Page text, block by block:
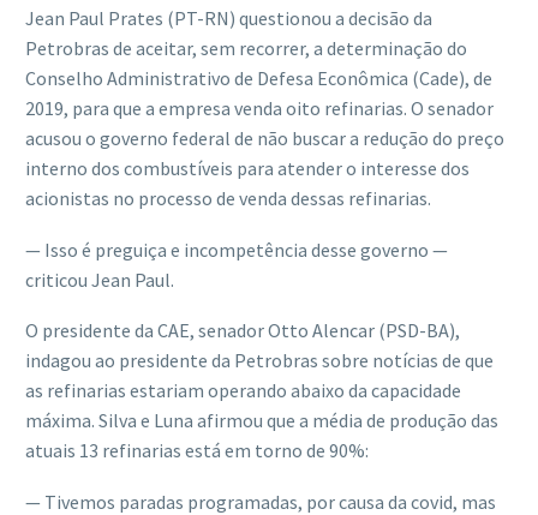
Jean Paul Prates (PT-RN) questionou a decisão da
Petrobras de aceitar, sem recorrer, a determinação do
Conselho Administrativo de Defesa Econômica (Cade), de
2019, para que a empresa venda oito refinarias. O senador
acusou o governo federal de não buscar a redução do preço
interno dos combustíveis para atender o interesse dos
acionistas no processo de venda dessas refinarias.
— Isso é preguiça e incompetência desse governo —
criticou Jean Paul.
O presidente da CAE, senador Otto Alencar (PSD-BA),
indagou ao presidente da Petrobras sobre notícias de que
as refinarias estariam operando abaixo da capacidade
máxima. Silva e Luna afirmou que a média de produção das
atuais 13 refinarias está em torno de 90%:
— Tivemos paradas programadas, por causa da covid, mas